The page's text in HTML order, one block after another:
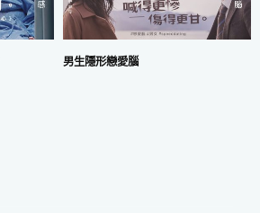
男生隱形戀愛腦